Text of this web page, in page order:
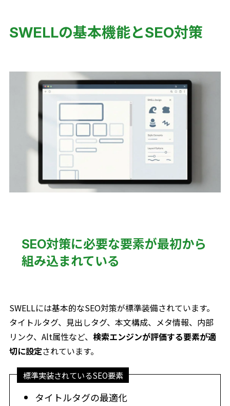
SWELLの基本機能とSEO対策
SEO対策に必要な要素が最初から
組み込まれている
SWELLには基本的なSEO対策が標準装備されています。
タイトルタグ、見出しタグ、本文構成、メタ情報、内部
リンク、Alt属性など、 検索エンジンが評価する要素が適
切に設定されています。
標準実装されているSEO要素
タイトルタグの最適化